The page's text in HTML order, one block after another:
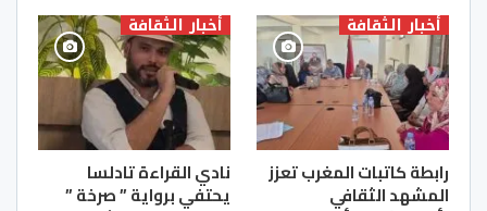
أخبار الثقافة
رابطة كاتبات المغرب تعزز
المشهد الثقافي
أخبار الثقافة
نادي القراءة تادلسا
يحتفي برواية ” صرخة ”